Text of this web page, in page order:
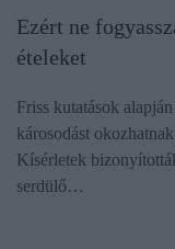
Ezért ne
ételeket
Friss kutatások
károsodást
Kísérletek
serdülő…